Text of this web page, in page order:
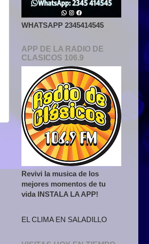
WHATSAPP 2345414545
APP DE LA RADIO DE
CLASICOS 106.9
Revivi la musica de los
mejores momentos de tu
vida INSTALA LA APP!
EL CLIMA EN SALADILLO